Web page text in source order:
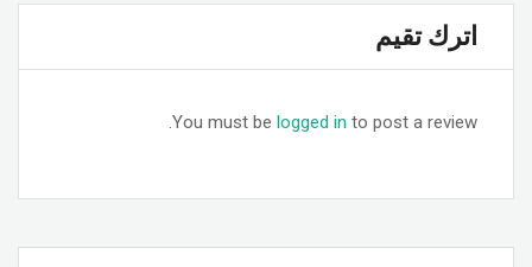
اترك تقيم
You must be logged in to post a review.